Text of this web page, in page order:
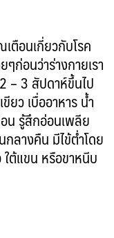
อนเกี่ยวกับโรค
ก่อนว่าร่างกายเรา
– 3 สัปดาห์ขึ้นไป
ยว เบื่ออาหาร น้ำ
น รู้สึกอ่อนเพลีย
ลางคืน มีไข้ต่ำโดย
ต้แขน หรือขาหนีบ